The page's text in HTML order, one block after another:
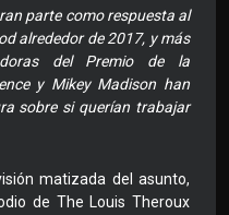
parte como respuesta al
alrededor de 2017, y más
del Premio de la
y Mikey Madison han
sobre si querían trabajar
matizada del asunto,
de The Louis Theroux